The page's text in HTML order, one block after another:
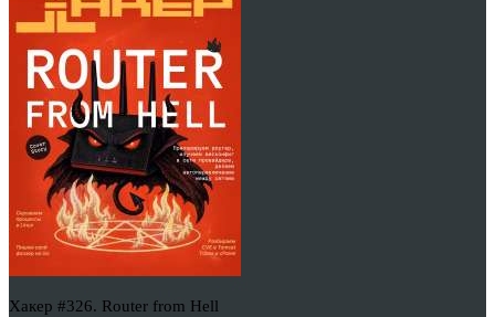
Хакер #326. Router from Hell